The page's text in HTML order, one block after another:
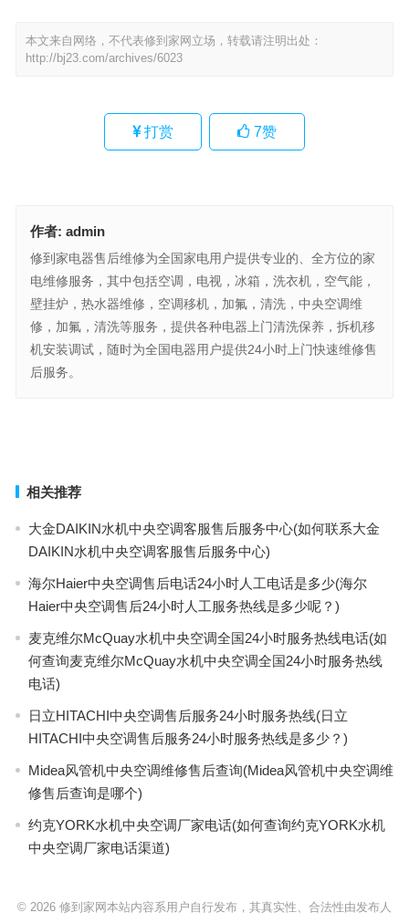
本文来自网络，不代表修到家网立场，转载请注明出处：
http://bj23.com/archives/6023
打赏 7赞
作者: admin
修到家电器售后维修为全国家电用户提供专业的、全方位的家
电维修服务，其中包括空调，电视，冰箱，洗衣机，空气能，
壁挂炉，热水器维修，空调移机，加氟，清洗，中央空调维
修，加氟，清洗等服务，提供各种电器上门清洗保养，拆机移
机安装调试，随时为全国电器用户提供24小时上门快速维修售
后服务。
相关推荐
大金DAIKIN水机中央空调客服售后服务中心(如何联系大金
DAIKIN水机中央空调客服售后服务中心)
海尔Haier中央空调售后电话24小时人工电话是多少(海尔
Haier中央空调售后24小时人工服务热线是多少呢？)
麦克维尔McQuay水机中央空调全国24小时服务热线电话(如
何查询麦克维尔McQuay水机中央空调全国24小时服务热线
电话)
日立HITACHI中央空调售后服务24小时服务热线(日立
HITACHI中央空调售后服务24小时服务热线是多少？)
Midea风管机中央空调维修售后查询(Midea风管机中央空调维
修售后查询是哪个)
约克YORK水机中央空调厂家电话(如何查询约克YORK水机
中央空调厂家电话渠道)
© 2026 修到家网本站内容系用户自行发布，其真实性、合法性由发布人